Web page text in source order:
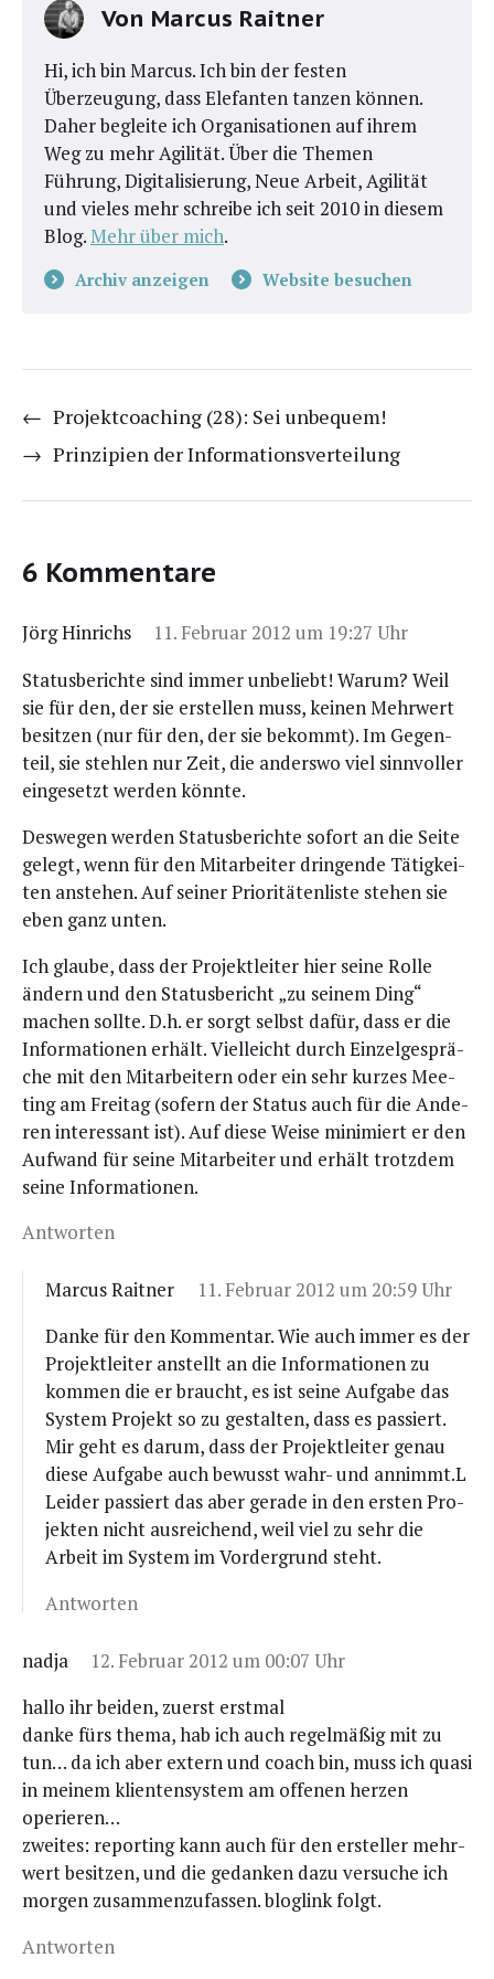
Von Marcus Raitner
Hi, ich bin Marcus. Ich bin der festen
Überzeugung, dass Elefanten tanzen können.
Daher begleite ich Organisationen auf ihrem
Weg zu mehr Agilität. Über die Themen
Führung, Digitalisierung, Neue Arbeit, Agilität
und vieles mehr schreibe ich seit 2010 in diesem
Blog.Mehr über mich.
Archiv anzeigen Website besuchen
← Projektcoaching (28): Sei unbequem!
→ Prinzipien der Informationsverteilung
6 Kommentare
Jörg Hinrichs
11. Februar 2012 um 19:27 Uhr
Sta­tus­be­rich­te sind immer unbe­liebt! War­um? Weil
sie für den, der sie erstel­len muss, kei­nen Mehr­wert
besit­zen (nur für den, der sie bekommt). Im Gegen­
teil, sie steh­len nur Zeit, die anders­wo viel sinn­vol­ler
ein­ge­setzt wer­den könnte.
Des­we­gen wer­den Sta­tus­be­rich­te sofort an die Sei­te
gelegt, wenn für den Mit­ar­bei­ter drin­gen­de Tätig­kei­
ten anste­hen. Auf sei­ner Prio­ri­tä­ten­lis­te ste­hen sie
eben ganz unten.
Ich glau­be, dass der Pro­jekt­lei­ter hier sei­ne Rol­le
ändern und den Sta­tus­be­richt „zu sei­nem Ding“
machen soll­te. D.h. er sorgt selbst dafür, dass er die
Infor­ma­tio­nen erhält. Viel­leicht durch Ein­zel­ge­sprä­
che mit den Mit­ar­bei­tern oder ein sehr kur­zes Mee­
ting am Frei­tag (sofern der Sta­tus auch für die Ande­
ren inter­es­sant ist). Auf die­se Wei­se mini­miert er den
Auf­wand für sei­ne Mit­ar­bei­ter und erhält trotz­dem
sei­ne Informationen.
Antworten
Marcus Raitner
11. Februar 2012 um 20:59 Uhr
Dan­ke für den Kom­men­tar. Wie auch immer es der
Pro­jekt­lei­ter anstellt an die Infor­ma­tio­nen zu
kom­men die er braucht, es ist sei­ne Auf­ga­be das
Sys­tem Pro­jekt so zu gestal­ten, dass es pas­siert.
Mir geht es dar­um, dass der Pro­jekt­lei­ter genau
die­se Auf­ga­be auch bewusst wahr- und annimmt.L
Lei­der pas­siert das aber gera­de in den ers­ten Pro­
jek­ten nicht aus­rei­chend, weil viel zu sehr die
Arbeit im Sys­tem im Vor­der­grund steht.
Antworten
nadja
12. Februar 2012 um 00:07 Uhr
hal­lo ihr bei­den, zuerst erstmal
dan­ke fürs the­ma, hab ich auch regel­mä­ßig mit zu
tun… da ich aber extern und coach bin, muss ich qua­si
in mei­nem kli­en­ten­sys­tem am offe­nen her­zen
operieren…
zwei­tes: report­ing kann auch für den erstel­ler mehr­
wert besit­zen, und die gedan­ken dazu ver­su­che ich
mor­gen zusam­men­zu­fas­sen. blog­link folgt.
Antworten